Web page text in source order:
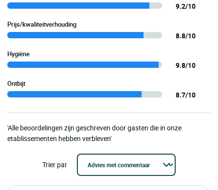
9.2/10
Prijs/kwaliteitverhouding
8.8/10
Hygiëne
9.8/10
Ontbijt
8.7/10
'Alle beoordelingen zijn geschreven door gasten die in onze
etablissementen hebben verbleven'
Trier par